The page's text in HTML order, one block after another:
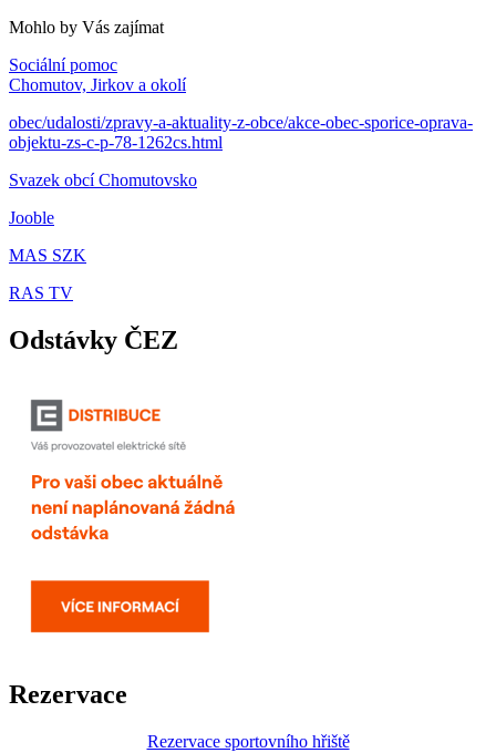
Mohlo by Vás zajímat
Sociální pomoc
Chomutov, Jirkov a okolí
obec/udalosti/zpravy-a-aktuality-z-obce/akce-obec-sporice-oprava-
objektu-zs-c-p-78-1262cs.html
Svazek obcí Chomutovsko
Jooble
MAS SZK
RAS TV
Odstávky ČEZ
Rezervace
Rezervace sportovního hřiště